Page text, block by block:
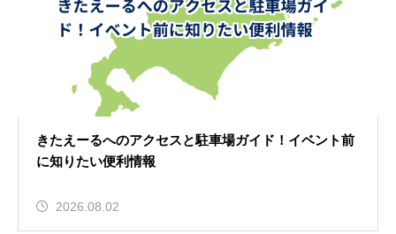
きたえーるへのアクセスと駐車場ガイド！イベント前
に知りたい便利情報
2026.08.02